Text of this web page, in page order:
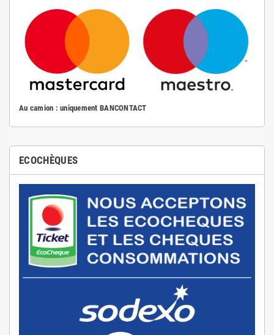
Au camion : uniquement BANCONTACT
ECOCHÈQUES